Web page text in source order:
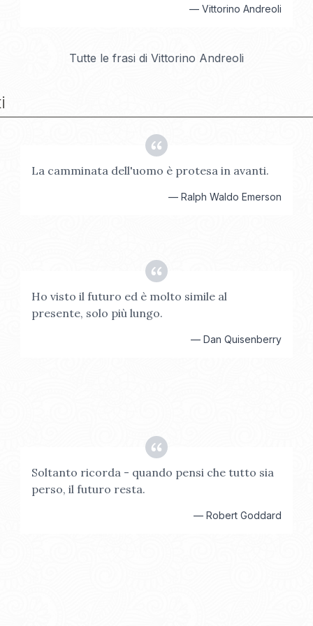
— Vittorino Andreoli
Tutte le frasi di Vittorino Andreoli
La camminata dell'uomo è protesa in avanti.
— Ralph Waldo Emerson
Ho visto il futuro ed è molto simile al
presente, solo più lungo.
— Dan Quisenberry
Soltanto ricorda - quando pensi che tutto sia
perso, il futuro resta.
— Robert Goddard